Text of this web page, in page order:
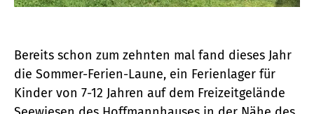
Bereits schon zum zehnten mal fand dieses Jahr
die Sommer-Ferien-Laune, ein Ferienlager für
Kinder von 7-12 Jahren auf dem Freizeitgelände